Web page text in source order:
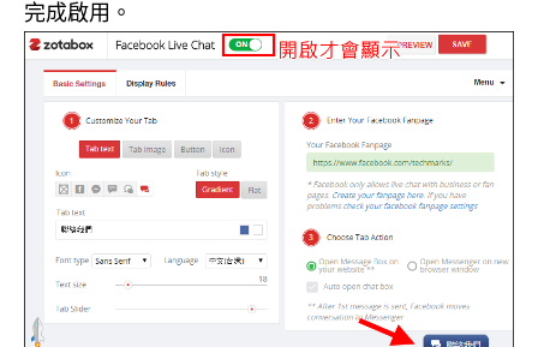
完成啟用。